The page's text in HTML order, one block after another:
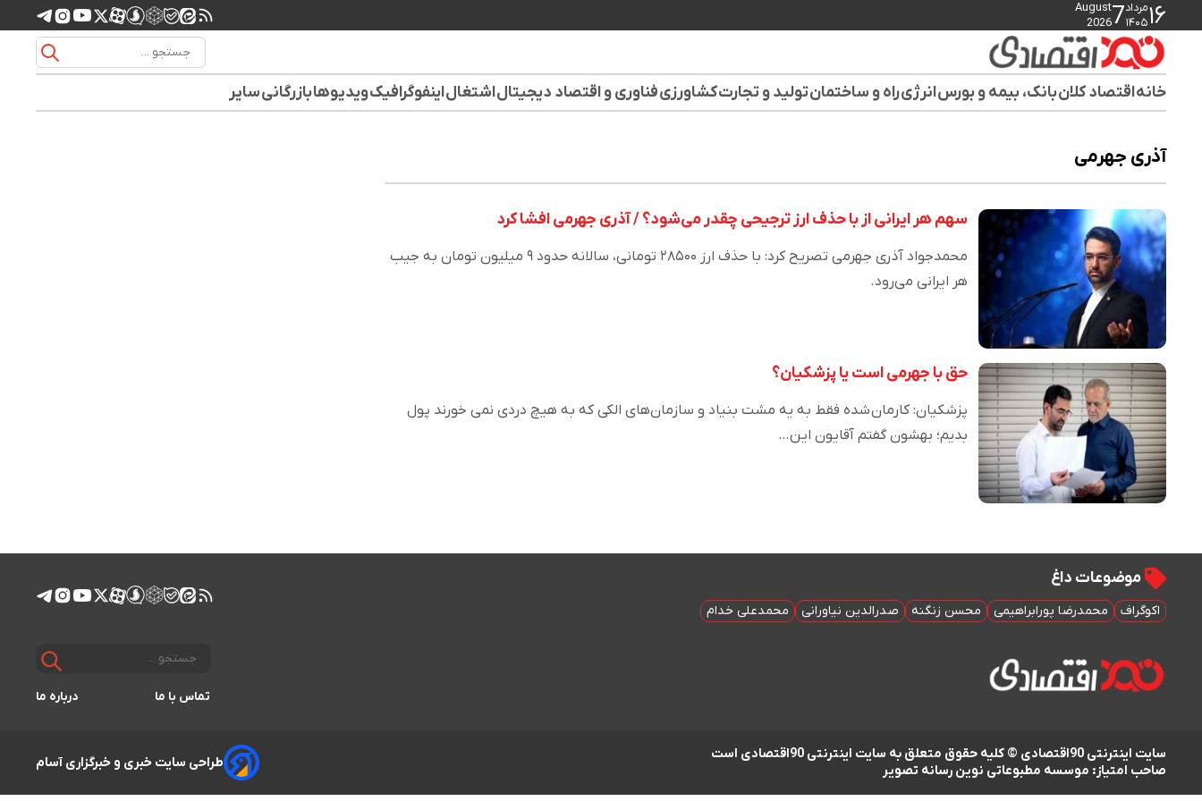
۱۶مرداد
۱۴۰۵7
August
2026
خانهاقتصاد کلانبانک، بیمه و بورسانرژیراه و ساختمانتولید و تجارتکشاورزیفناوری و اقتصاد دیجیتالاشتغالاینفوگرافیکویدیوهابازرگانیسایر
آذری جهرمی
سهم هر ایرانی از با حذف ارز ترجیحی چقدر می‌شود؟ / آذری جهرمی افشا کرد
محمدجواد آذری جهرمی تصریح کرد: با حذف ارز ۲۸۵۰۰ تومانی، سالانه حدود ۹ میلیون تومان به جیب
هر ایرانی می‌رود.
حق با جهرمی است یا پزشکیان؟
پزشکیان: کارمان شده فقط به یه مشت بنیاد و سازمان‌های الکی که به هیچ دردی نمی خورند پول
بدیم؛ بهشون گفتم آقایون این…
موضوعات داغ
اکوگراف محمدرضا پورابراهیمی محسن زنگنه صدرالدین نیاورانی محمدعلی خدام
تماس با ما درباره ما
سایت اینترنتی 90اقتصادی © کلیه حقوق متعلق به سایت اینترنتی 90اقتصادی است
صاحب امتیاز: موسسه مطبوعاتی نوین رسانه تصویر
طراحی سایت خبری و خبرگزاری آسام